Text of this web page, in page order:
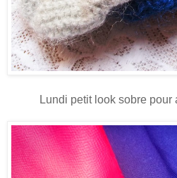
Lundi petit look sobre pour